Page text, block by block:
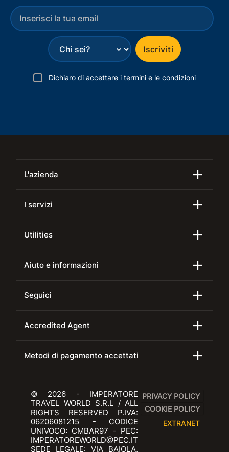
⌄ Iscriviti
Dichiaro di accettare i termini e le condizioni
L'azienda
I servizi
Utilities
Aiuto e informazioni
Seguici
Accredited Agent
Metodi di pagamento accettati
© 2026 - IMPERATORE
TRAVEL WORLD S.R.L / ALL
RIGHTS RESERVED P.IVA:
06206081215 - CODICE
UNIVOCO: CMBAR97 - PEC:
IMPERATOREWORLD@PEC.IT
SEDE LEGALE: VIA BAIOLA,
PRIVACY POLICY
COOKIE POLICY
EXTRANET